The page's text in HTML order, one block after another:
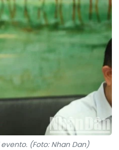
(Foto: Nhan Dan)